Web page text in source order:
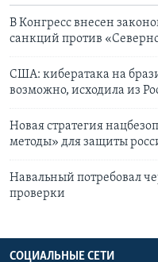
В Конгресс внесен
санкций против
США: кибератака на
возможно, исходила из
Новая cтратегия
методы» для защиты
Навальный потребовал
проверки
СОЦИАЛЬНЫЕ СЕТИ